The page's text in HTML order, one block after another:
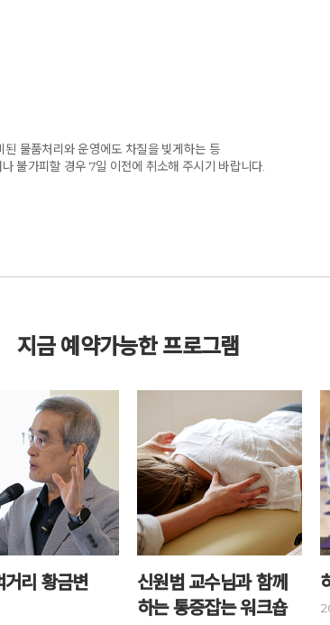
물품처리와 운영에도 차질을 빚게하는 등
불가피할 경우 7일 이전에 취소해 주시기 바랍니다.
지금 예약가능한 프로그램
거리 황금변
신원범 교수님과 함께
하는 통증잡는 워크숍